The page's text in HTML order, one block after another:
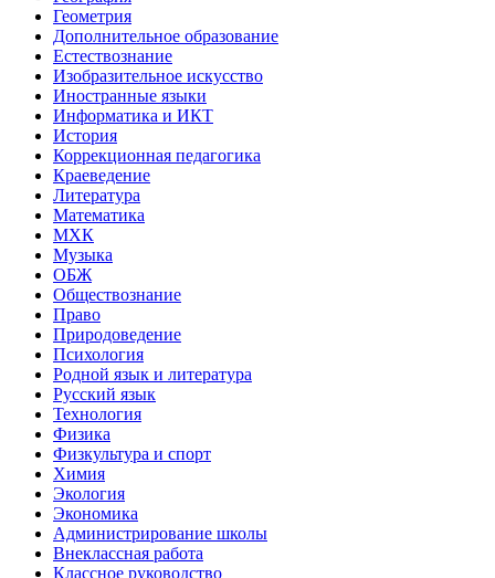
Геометрия
Дополнительное образование
Естествознание
Изобразительное искусство
Иностранные языки
Информатика и ИКТ
История
Коррекционная педагогика
Краеведение
Литература
Математика
МХК
Музыка
ОБЖ
Обществознание
Право
Природоведение
Психология
Родной язык и литература
Русский язык
Технология
Физика
Физкультура и спорт
Химия
Экология
Экономика
Администрирование школы
Внеклассная работа
Классное руководство